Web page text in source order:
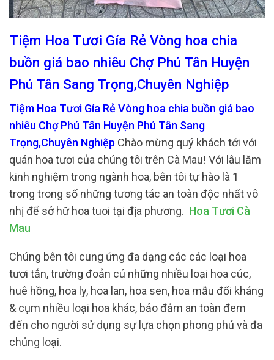
Tiệm Hoa Tươi Gía Rẻ Vòng hoa chia
buồn giá bao nhiêu Chợ Phú Tân Huyện
Phú Tân Sang Trọng,Chuyên Nghiệp
Tiệm Hoa Tươi Gía Rẻ Vòng hoa chia buồn giá bao
nhiêu Chợ Phú Tân Huyện Phú Tân Sang
Trọng,Chuyên Nghiệp Chào mừng quý khách tới với
quán hoa tươi của chúng tôi trên Cà Mau! Với lâu lăm
kinh nghiệm trong ngành hoa, bên tôi tự hào là 1
trong trong số những tương tác an toàn độc nhất vô
nhị để sở hữ hoa tuoi tại địa phương. Hoa Tươi Cà
Mau
Chúng bên tôi cung ứng đa dạng các các loại hoa
tươi tắn, trường đoản cú những nhiều loại hoa cúc,
huê hồng, hoa ly, hoa lan, hoa sen, hoa mẫu đối kháng
& cụm nhiều loại hoa khác, bảo đảm an toàn đem
đến cho người sử dụng sự lựa chọn phong phú và đa
chủng loại.